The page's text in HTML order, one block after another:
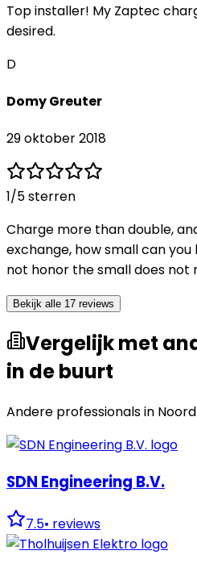
Top installer! My Zaptec
desired.
D
Domy Greuter
29 oktober 2018
1/5 sterren
Charge more than double,
exchange, how small can
not honor the small does not
Bekijk alle 17 reviews
Vergelijk met
in de buurt
Andere professionals in
SDN Engineering B.V.
7.5• reviews